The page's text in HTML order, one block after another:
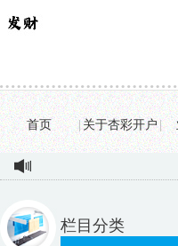
首页 | 关于杏彩开户|
栏目分类